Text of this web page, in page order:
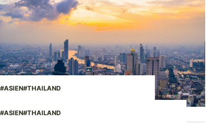
#ASIEN#THAILAND
#ASIEN#THAILAND